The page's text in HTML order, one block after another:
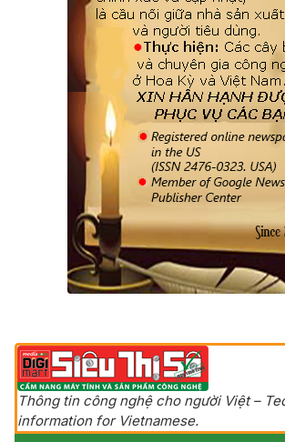
Thông tin công nghệ cho người Việt –
information for Vietnamese.